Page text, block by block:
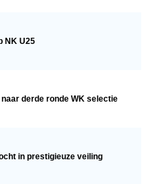
NK U25
naar derde ronde WK selectie
in prestigieuze veiling